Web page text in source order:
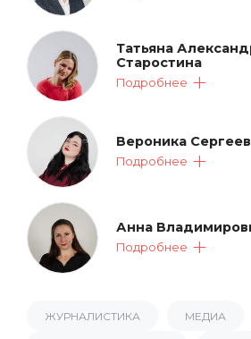
Татьяна
Старостина
Подробнее
Вероника
Подробнее
Анна
Подробнее
ЖУРНАЛИСТИКА МЕДИА